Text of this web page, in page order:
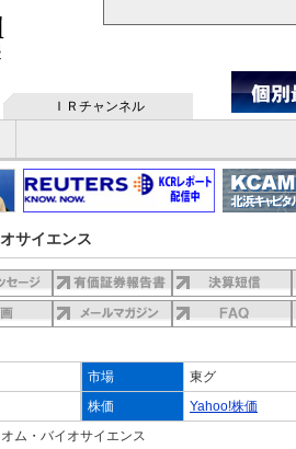
ＩＲチャンネル
サイエンス
市場
東グ
株価
Yahoo!株価
ム・バイオサイエンス